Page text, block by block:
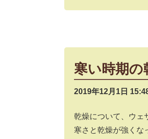
寒い時期の
2019年12月1日
乾燥について、ウェ
寒さと乾燥が強くな